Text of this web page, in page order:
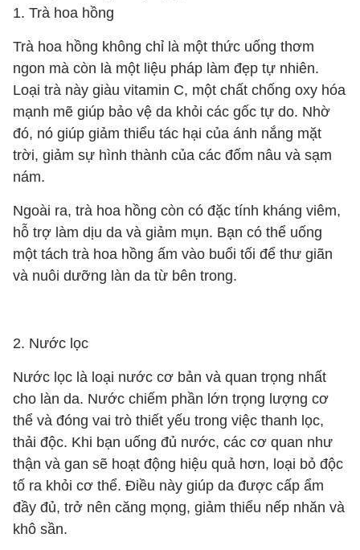
1. Trà hoa hồng
Trà hoa hồng không chỉ là một thức uống thơm
ngon mà còn là một liệu pháp làm đẹp tự nhiên.
Loại trà này giàu vitamin C, một chất chống oxy hóa
mạnh mẽ giúp bảo vệ da khỏi các gốc tự do. Nhờ
đó, nó giúp giảm thiểu tác hại của ánh nắng mặt
trời, giảm sự hình thành của các đốm nâu và sạm
nám.
Ngoài ra, trà hoa hồng còn có đặc tính kháng viêm,
hỗ trợ làm dịu da và giảm mụn. Bạn có thể uống
một tách trà hoa hồng ấm vào buổi tối để thư giãn
và nuôi dưỡng làn da từ bên trong.
2. Nước lọc
Nước lọc là loại nước cơ bản và quan trọng nhất
cho làn da. Nước chiếm phần lớn trọng lượng cơ
thể và đóng vai trò thiết yếu trong việc thanh lọc,
thải độc. Khi bạn uống đủ nước, các cơ quan như
thận và gan sẽ hoạt động hiệu quả hơn, loại bỏ độc
tố ra khỏi cơ thể. Điều này giúp da được cấp ẩm
đầy đủ, trở nên căng mọng, giảm thiểu nếp nhăn và
khô sần.